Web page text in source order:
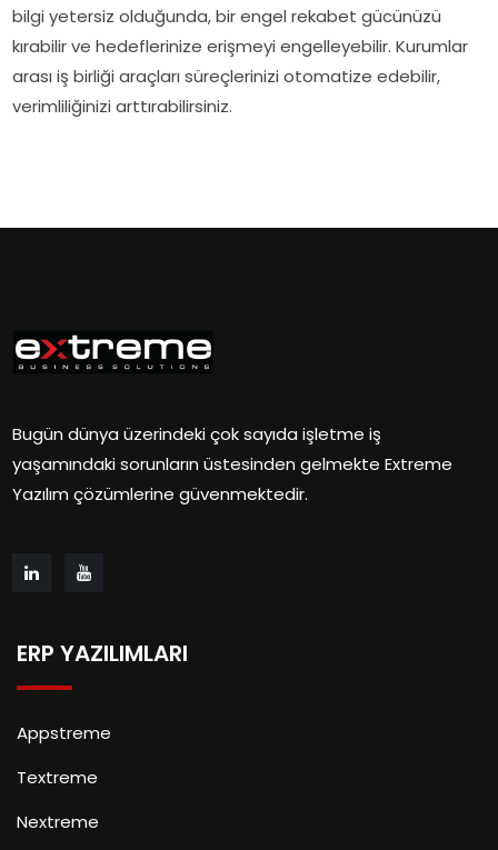
bilgi yetersiz olduğunda, bir engel rekabet gücünüzü
kırabilir ve hedeflerinize erişmeyi engelleyebilir. Kurumlar
arası iş birliği araçları süreçlerinizi otomatize edebilir,
verimliliğinizi arttırabilirsiniz.
Bugün dünya üzerindeki çok sayıda işletme iş
yaşamındaki sorunların üstesinden gelmekte Extreme
Yazılım çözümlerine güvenmektedir.
ERP YAZILIMLARI
Appstreme
Textreme
Nextreme